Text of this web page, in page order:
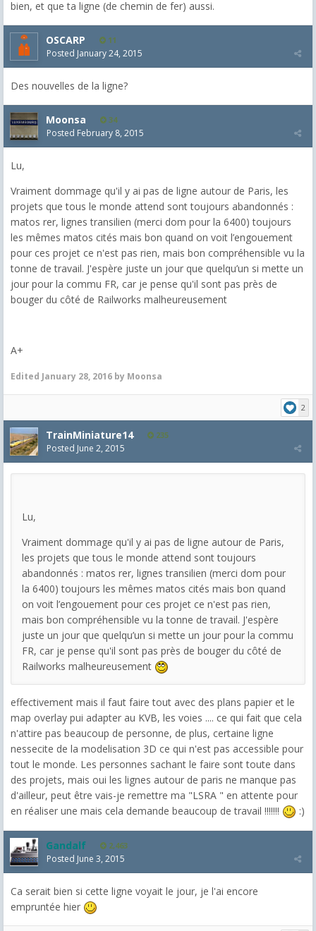
bien, et que ta ligne (de chemin de fer) aussi.
OSCARP 11
Posted January 24, 2015
Des nouvelles de la ligne?
Moonsa 34
Posted February 8, 2015
Lu,
Vraiment dommage qu'il y ai pas de ligne autour de Paris, les
projets que tous le monde attend sont toujours abandonnés :
matos rer, lignes transilien (merci dom pour la 6400) toujours
les mêmes matos cités mais bon quand on voit l’engouement
pour ces projet ce n'est pas rien, mais bon compréhensible vu la
tonne de travail. J'espère juste un jour que quelqu’un si mette un
jour pour la commu FR, car je pense qu'il sont pas près de
bouger du côté de Railworks malheureusement
A+
Edited January 28, 2016 by Moonsa
2
TrainMiniature14 235
Posted June 2, 2015
Lu,
Vraiment dommage qu'il y ai pas de ligne autour de Paris,
les projets que tous le monde attend sont toujours
abandonnés : matos rer, lignes transilien (merci dom pour
la 6400) toujours les mêmes matos cités mais bon quand
on voit l’engouement pour ces projet ce n'est pas rien,
mais bon compréhensible vu la tonne de travail. J'espère
juste un jour que quelqu’un si mette un jour pour la commu
FR, car je pense qu'il sont pas près de bouger du côté de
Railworks malheureusement
effectivement mais il faut faire tout avec des plans papier et le
map overlay pui adapter au KVB, les voies .... ce qui fait que cela
n'attire pas beaucoup de personne, de plus, certaine ligne
nessecite de la modelisation 3D ce qui n'est pas accessible pour
tout le monde. Les personnes sachant le faire sont toute dans
des projets, mais oui les lignes autour de paris ne manque pas
d'ailleur, peut être vais-je remettre ma "LSRA " en attente pour
en réaliser une mais cela demande beaucoup de travail !!!!!!!
:)
Gandalf 2,463
Posted June 3, 2015
Ca serait bien si cette ligne voyait le jour, je l'ai encore
empruntée hier